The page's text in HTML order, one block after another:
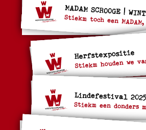
MADAM SCROOGE |
Stiekm toch een
Herfstexpositie
Stiekm houden we
Lindefestival
Stiekm een donders